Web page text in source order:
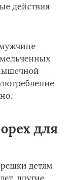
действия
для
детям